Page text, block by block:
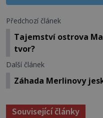
Předchozí článek
Tajemství ostrova
tvor?
Další článek
Záhada Merlinovy
Související články